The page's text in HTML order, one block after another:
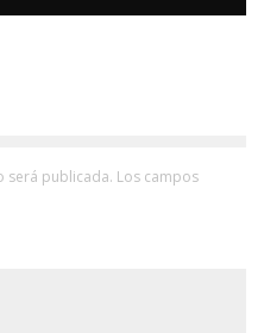
será publicada. Los campos